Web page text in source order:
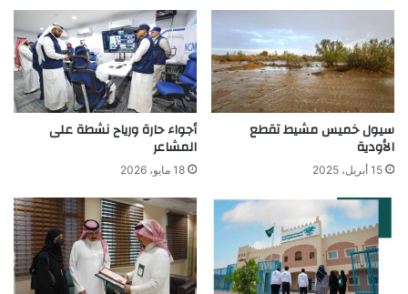
سيول خميس مشيط تقطع
الأودية
15 أبريل، 2025
أجواء حارة ورياح نشطة على
المشاعر
18 مايو، 2026